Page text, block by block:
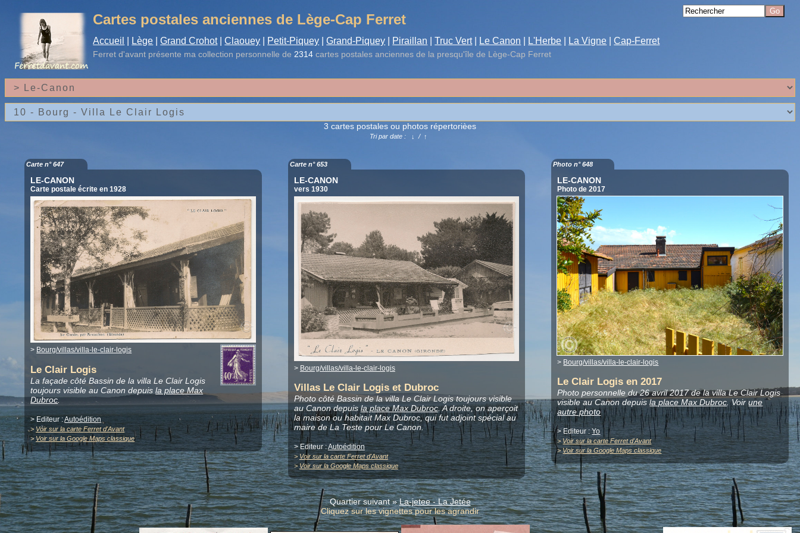
Cartes postales anciennes de Lège-Cap Ferret
Accueil Lège Grand Crohot Claouey Petit-Piquey Grand-Piquey Piraillan Truc Vert Le Canon L'Herbe La Vigne Cap-Ferret
Ferret d'avant présente ma collection personnelle de 2314 cartes postales anciennes de la presqu'île de Lège-Cap Ferret
3 cartes postales ou photos répertorièes
Tri par date : ↓ /↑
Carte n° 647
LE-CANON
Carte postale écrite en 1928
> Bourg/villas/villa-le-clair-logis
Le Clair Logis
La façade côté Bassin de la villa Le Clair Logis
toujours visible au Canon depuisla place Max
Dubroc.
> Editeur :Autoédition
> Voir sur la carte Ferret d'Avant
>Voir sur la Google Maps classique
Carte n° 653
LE-CANON
vers 1930
> Bourg/villas/villa-le-clair-logis
Villas Le Clair Logis et Dubroc
Photo côté Bassin de la villa Le Clair Logis toujours visible
au Canon depuisla place Max Dubroc. A droite, on aperçoit
la maison ou habitait Max Dubroc, qui fut adjoint spécial au
maire de La Teste pour Le Canon.
> Editeur :Autoédition
> Voir sur la carte Ferret d'Avant
>Voir sur la Google Maps classique
Photo n° 648
LE-CANON
Photo de 2017
> Bourg/villas/villa-le-clair-logis
Le Clair Logis en 2017
Photo personnelle du 26 avril 2017 de la villa Le Clair Logis
visible au Canon depuisla place Max Dubroc.Voirune
autre photo
> Editeur :Yo
> Voir sur la carte Ferret d'Avant
>Voir sur la Google Maps classique
Quartier suivant »La-jetee - La Jetée
Cliquez sur les vignettes pour les agrandir